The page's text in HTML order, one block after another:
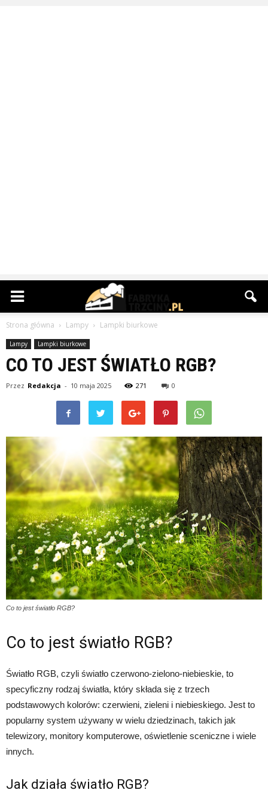
Strona główna Lampy Lampki biurkowe
Lampy Lampki biurkowe
CO TO JEST ŚWIATŁO RGB?
Przez Redakcja - 10 maja 2025 271 0
Co to jest światło RGB?
Co to jest światło RGB?
Światło RGB, czyli światło czerwono-zielono-niebieskie, to
specyficzny rodzaj światła, który składa się z trzech
podstawowych kolorów: czerwieni, zieleni i niebieskiego. Jest to
popularny system używany w wielu dziedzinach, takich jak
telewizory, monitory komputerowe, oświetlenie sceniczne i wiele
innych.
Jak działa światło RGB?